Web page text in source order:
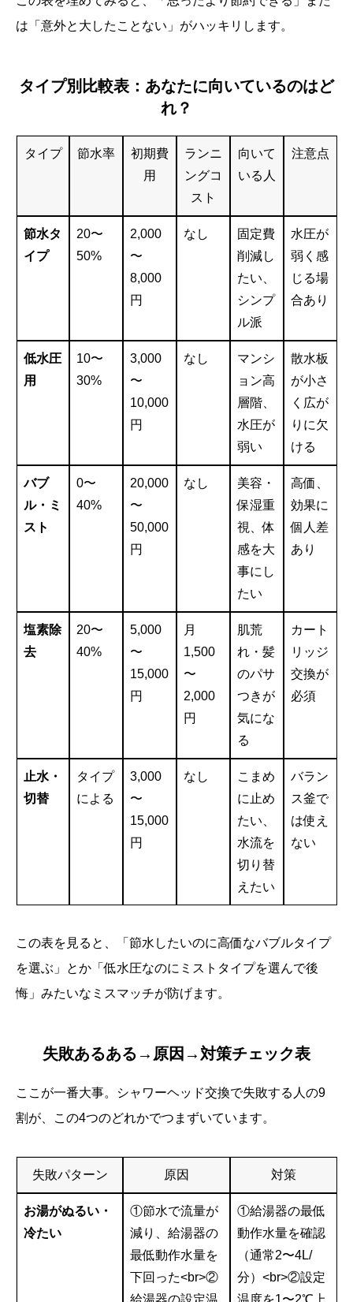
は「意外と大したことない」がハッキリします。
タイプ別比較表：あなたに向いているのはど
れ？
タイプ 節水率
初期費
用
ランニ
ングコ
スト
向いて
いる人
注意点
節水タ
イプ
20〜
50%
2,000
〜
8,000
円
なし
固定費
削減し
たい、
シンプ
ル派
水圧が
弱く感
じる場
合あり
低水圧
用
10〜
30%
3,000
〜
10,000
円
なし
マンシ
ョン高
層階、
水圧が
弱い
散水板
が小さ
く広が
りに欠
ける
バブ
ル・ミ
スト
0〜
40%
20,000
〜
50,000
円
なし
美容・
保湿重
視、体
感を大
事にし
たい
高価、
効果に
個人差
あり
塩素除
去
20〜
40%
5,000
〜
15,000
円
月
1,500
〜
2,000
円
肌荒
れ・髪
のパサ
つきが
気にな
る
カート
リッジ
交換が
必須
止水・
切替
タイプ
による
3,000
〜
15,000
円
なし
こまめ
に止め
たい、
水流を
切り替
えたい
バラン
ス釜で
は使え
ない
この表を見ると、「節水したいのに高価なバブルタイプ
を選ぶ」とか「低水圧なのにミストタイプを選んで後
悔」みたいなミスマッチが防げます。
失敗あるある→原因→対策チェック表
ここが一番大事。シャワーヘッド交換で失敗する人の9
割が、この4つのどれかでつまずいています。
失敗パターン 原因 対策
お湯がぬるい・
冷たい
①節水で流量が
減り、給湯器の
最低動作水量を
下回った<br>②
給湯器の設定温
①給湯器の最低
動作水量を確認
（通常2〜4L/
分）<br>②設定
温度を1〜2℃上